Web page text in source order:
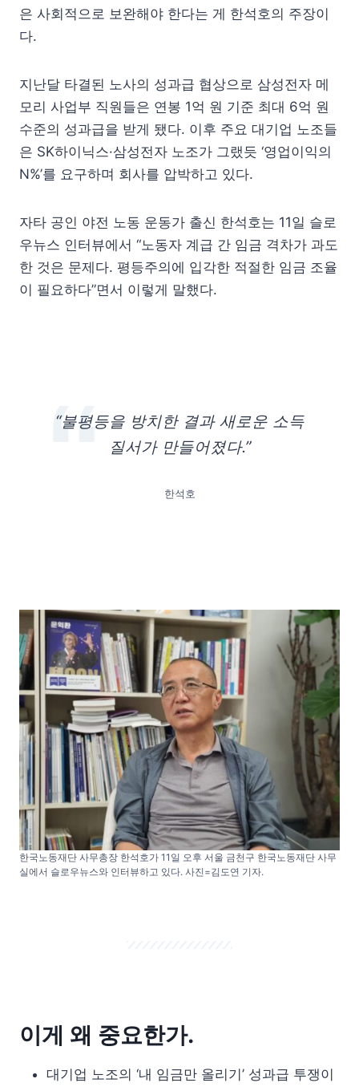
은 사회적으로 보완해야 한다는 게 한석호의 주장이
다.
지난달 타결된 노사의 성과급 협상으로 삼성전자 메
모리 사업부 직원들은 연봉 1억 원 기준 최대 6억 원
수준의 성과급을 받게 됐다. 이후 주요 대기업 노조들
은 SK하이닉스·삼성전자 노조가 그랬듯 ‘영업이익의
N%’를 요구하며 회사를 압박하고 있다.
자타 공인 야전 노동 운동가 출신 한석호는 11일 슬로
우뉴스 인터뷰에서 “노동자 계급 간 임금 격차가 과도
한 것은 문제다. 평등주의에 입각한 적절한 임금 조율
이 필요하다”면서 이렇게 말했다.
“불평등을 방치한 결과 새로운 소득
질서가 만들어졌다.”
한석호
한국노동재단 사무총장 한석호가 11일 오후 서울 금천구 한국노동재단 사무
실에서 슬로우뉴스와 인터뷰하고 있다. 사진=김도연 기자.
이게 왜 중요한가.
대기업 노조의 ‘내 임금만 올리기’ 성과급 투쟁이